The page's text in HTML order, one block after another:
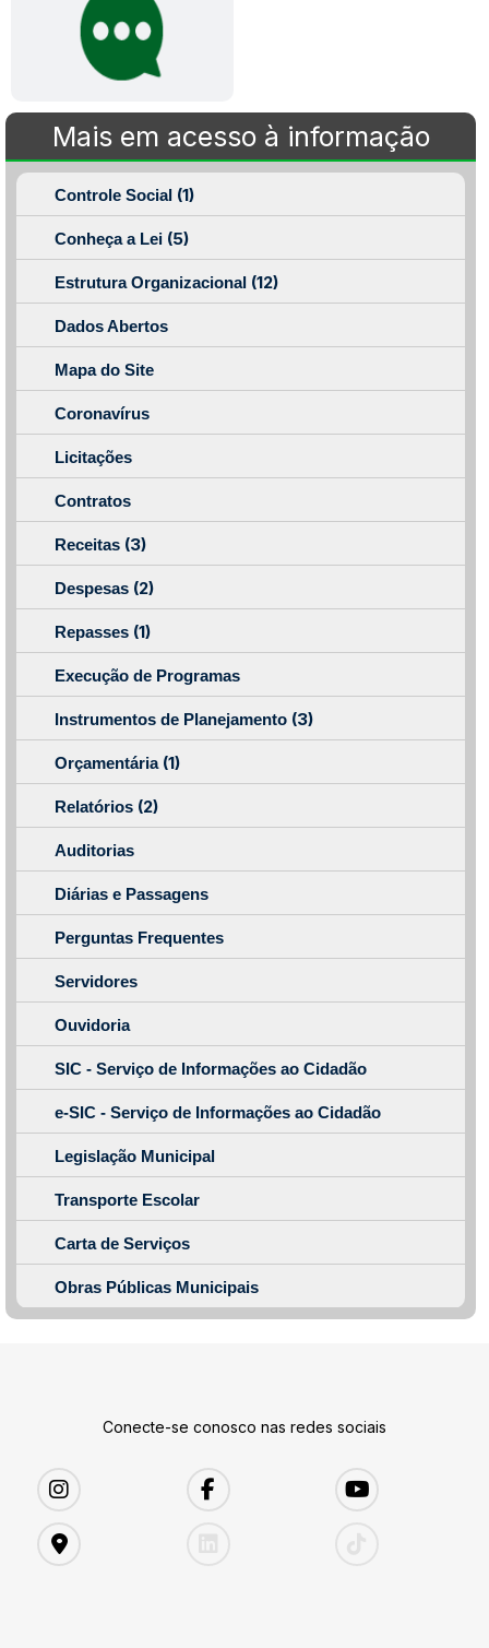
Mais em acesso à informação
Controle Social (1)
Conheça a Lei (5)
Estrutura Organizacional (12)
Dados Abertos
Mapa do Site
Coronavírus
Licitações
Contratos
Receitas (3)
Despesas (2)
Repasses (1)
Execução de Programas
Instrumentos de Planejamento (3)
Orçamentária (1)
Relatórios (2)
Auditorias
Diárias e Passagens
Perguntas Frequentes
Servidores
Ouvidoria
SIC - Serviço de Informações ao Cidadão
e-SIC - Serviço de Informações ao Cidadão
Legislação Municipal
Transporte Escolar
Carta de Serviços
Obras Públicas Municipais
Conecte-se conosco nas redes sociais